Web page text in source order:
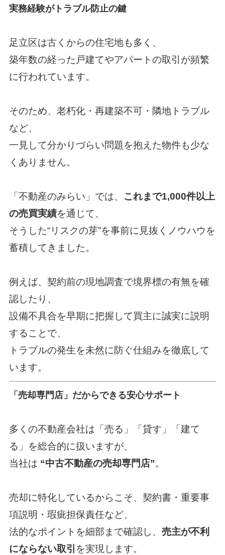
実務経験がトラブル防止の鍵
足立区は古くからの住宅地も多く、
築年数の経った戸建てやアパートの取引が頻繁
に行われています。
そのため、老朽化・再建築不可・隣地トラブル
など、
一見して分かりづらい問題を抱えた物件も少な
くありません。
「 不動産のみらい 」では、 これまで1,000件以上
の売買実績を通じて、
そうした“リスクの芽”を事前に見抜くノウハウを
蓄積してきました。
例えば、契約前の現地調査で境界標の有無を確
認したり、
設備不具合を早期に把握して買主に誠実に説明
することで、
トラブルの発生を未然に防ぐ仕組みを徹底して
います。
「売却専門店」だからできる安心サポート
多くの不動産会社は「売る」「貸す」「建て
る」を総合的に扱いますが、
当社は “中古不動産の売却専門店”。
売却に特化しているからこそ、契約書・重要事
項説明・瑕疵担保責任など、
法的なポイントを細部まで確認し、 売主が不利
にならない取引 を実現します。